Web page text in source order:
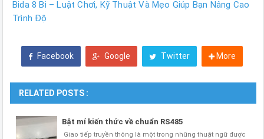
Bida 8 Bi – Luật Chơi, Kỹ Thuật Và Mẹo Giúp Bạn Nâng Cao
Trình Độ
Facebook Google Twitter More
RELATED POSTS :
Bật mí kiến thức về chuẩn RS485
Giao tiếp truyền thông là một trong những thuật ngữ được